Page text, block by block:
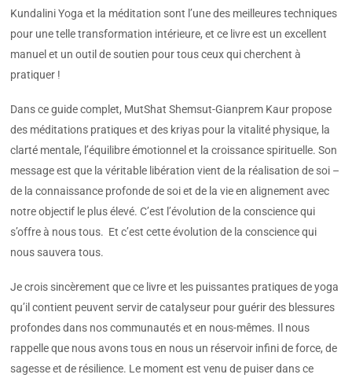
Kundalini Yoga et la méditation sont l’une des meilleures techniques
pour une telle transformation intérieure, et ce livre est un excellent
manuel et un outil de soutien pour tous ceux qui cherchent à
pratiquer !
Dans ce guide complet, MutShat Shemsut-Gianprem Kaur propose
des méditations pratiques et des kriyas pour la vitalité physique, la
clarté mentale, l’équilibre émotionnel et la croissance spirituelle. Son
message est que la véritable libération vient de la réalisation de soi –
de la connaissance profonde de soi et de la vie en alignement avec
notre objectif le plus élevé. C’est l’évolution de la conscience qui
s’offre à nous tous. Et c’est cette évolution de la conscience qui
nous sauvera tous.
Je crois sincèrement que ce livre et les puissantes pratiques de yoga
qu’il contient peuvent servir de catalyseur pour guérir des blessures
profondes dans nos communautés et en nous-mêmes. Il nous
rappelle que nous avons tous en nous un réservoir infini de force, de
sagesse et de résilience. Le moment est venu de puiser dans ce